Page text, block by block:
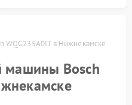
в Нижнекамске
машины Bosch